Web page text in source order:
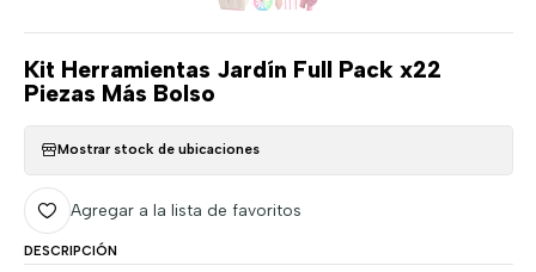
Kit Herramientas Jardín Full Pack x22
Piezas Más Bolso
Mostrar stock de ubicaciones
Agregar a la lista de favoritos
DESCRIPCIÓN